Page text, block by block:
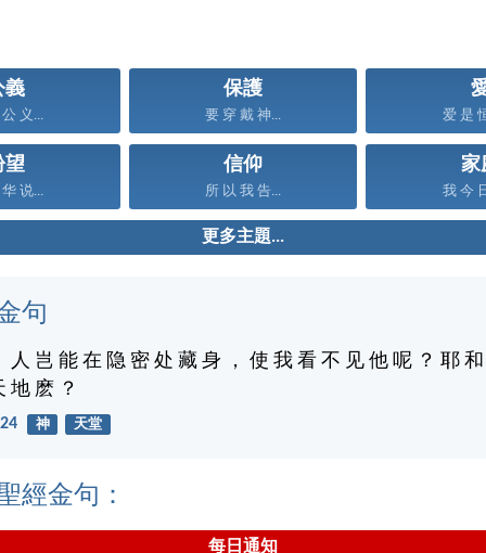
義
义...
保護
要 穿 戴 神... 爱 是
望
说...
信仰
所 以 我 告...
家
我 今
更多主題...
句
人 岂 能 在 隐 密 处 藏 身 ， 使 我 看 不 见 他 呢 ？ 耶
地 麽 ？
神 天堂
經金句：
每日通知